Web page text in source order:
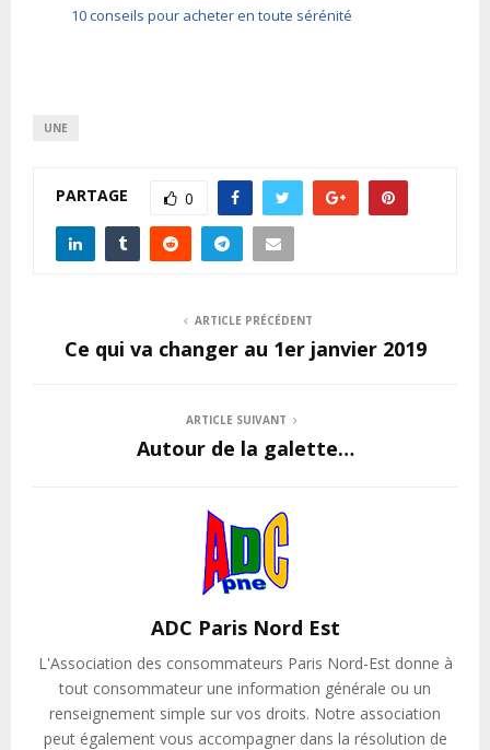
10 conseils pour acheter en toute sérénité
UNE
PARTAGE 0
ARTICLE PRÉCÉDENT
Ce qui va changer au 1er janvier 2019
ARTICLE SUIVANT
Autour de la galette…
ADC Paris Nord Est
L'Association des consommateurs Paris Nord-Est donne à
tout consommateur une information générale ou un
renseignement simple sur vos droits. Notre association
peut également vous accompagner dans la résolution de